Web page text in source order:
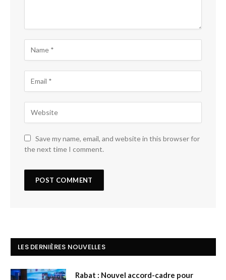
Save my name, email, and website in this browser for
the next time I comment.
LES DERNIÈRES NOUVELLES
Rabat : Nouvel accord-cadre pour